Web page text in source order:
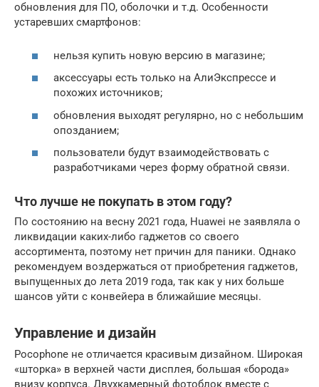
обновления для ПО, оболочки и т.д. Особенности
устаревших смартфонов:
нельзя купить новую версию в магазине;
аксессуары есть только на АлиЭкспрессе и
похожих источников;
обновления выходят регулярно, но с небольшим
опозданием;
пользователи будут взаимодействовать с
разработчиками через форму обратной связи.
Что лучше не покупать в этом году?
По состоянию на весну 2021 года, Huawei не заявляла о
ликвидации каких-либо гаджетов со своего
ассортимента, поэтому нет причин для паники. Однако
рекомендуем воздержаться от приобретения гаджетов,
выпущенных до лета 2019 года, так как у них больше
шансов уйти с конвейера в ближайшие месяцы.
Управление и дизайн
Pocophone не отличается красивым дизайном. Широкая
«шторка» в верхней части дисплея, большая «борода»
внизу корпуса. Двухкамерный фотоблок вместе с